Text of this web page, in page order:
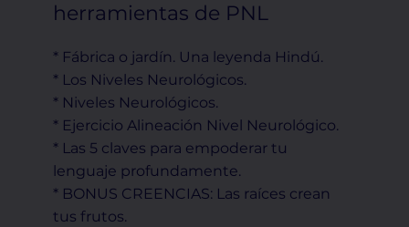
herramientas de PNL
* Fábrica o jardín. Una leyenda Hindú.
* Los Niveles Neurológicos.
* Niveles Neurológicos.
* Ejercicio Alineación Nivel Neurológico.
* Las 5 claves para empoderar tu
lenguaje profundamente.
* BONUS CREENCIAS: Las raíces crean
tus frutos.